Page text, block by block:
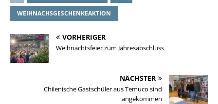
WEIHNACHSGESCHENKEAKTION
VORHERIGER
Weihnachtsfeier zum Jahresabschluss
NÄCHSTER
Chilenische Gastschüler aus Temuco sind
angekommen